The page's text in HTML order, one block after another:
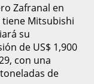
Zafranal en
Mitsubishi
su
de US$ 1,900
con una
de